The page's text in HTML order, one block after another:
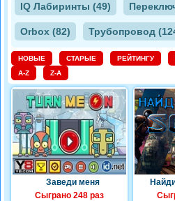
IQ Лабиринты (49)
Orbox (82) Трубопровод
НОВЫЕ СТАРЫЕ РЕЙТИНГУ
A-Z
Z-A
Заведи меня
Сыграно 248 раз